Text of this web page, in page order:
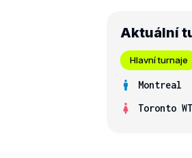
Aktuální
Hlavní turnaje
Montreal
Toronto